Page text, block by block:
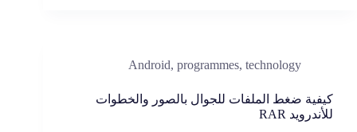
Android, programmes, technology
كيفية ضغط الملفات للجوال بالصور والخطوات
للأندرويد RAR